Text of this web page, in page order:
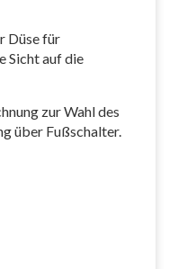
Düse für
Sicht auf die
zur Wahl des
über Fußschalter.